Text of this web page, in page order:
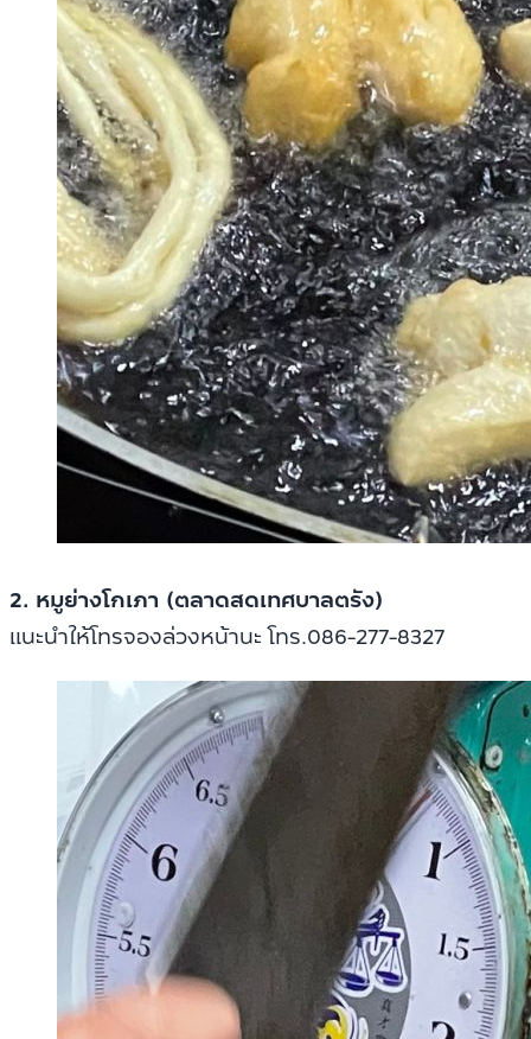
2. หมูย่างโกเภา (ตลาดสดเทศบาลตรัง)
แนะนำให้โทรจองล่วงหน้านะ โทร.086-277-8327